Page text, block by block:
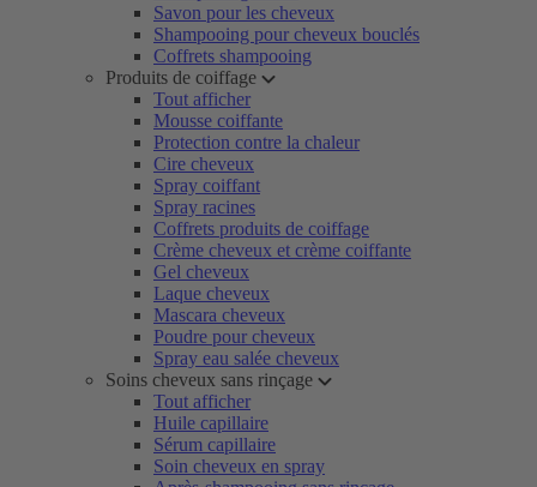
Savon pour les cheveux
Shampooing pour cheveux bouclés
Coffrets shampooing
Produits de coiffage
Tout afficher
Mousse coiffante
Protection contre la chaleur
Cire cheveux
Spray coiffant
Spray racines
Coffrets produits de coiffage
Crème cheveux et crème coiffante
Gel cheveux
Laque cheveux
Mascara cheveux
Poudre pour cheveux
Spray eau salée cheveux
Soins cheveux sans rinçage
Tout afficher
Huile capillaire
Sérum capillaire
Soin cheveux en spray